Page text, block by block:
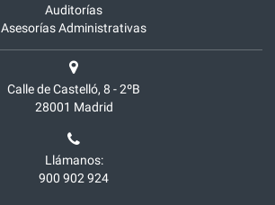
Auditorías
Asesorías Administrativas
Calle de Castelló, 8 - 2ºB
28001 Madrid
Llámanos:
900 902 924